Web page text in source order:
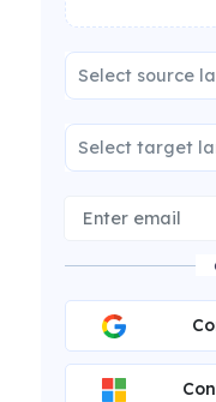
Select source
Select target